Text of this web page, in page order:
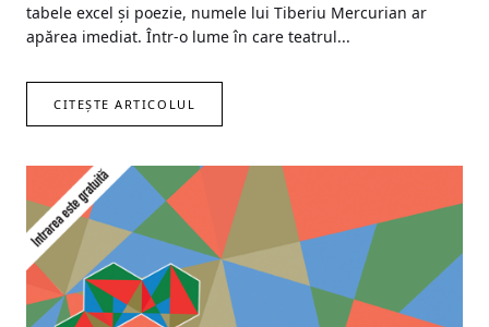
tabele excel și poezie, numele lui Tiberiu Mercurian ar
apărea imediat. Într-o lume în care teatrul...
CITEȘTE ARTICOLUL